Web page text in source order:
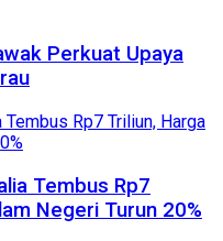
Perkuat Upaya
Tembus Rp7
Negeri Turun 20%